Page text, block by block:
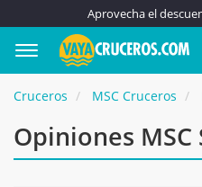
Aprovecha el
Cruceros MSC Cruceros
Opiniones